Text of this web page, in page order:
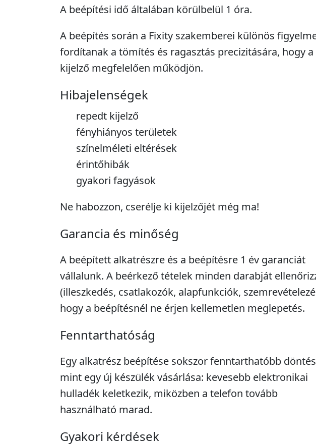
A beépítési idő általában körülbelül 1 óra.
A beépítés során a Fixity szakemberei különös
fordítanak a tömítés és ragasztás precizitására, hogy a
kijelző megfelelően működjön.
Hibajelenségek
repedt kijelző
fényhiányos területek
színelméleti eltérések
érintőhibák
gyakori fagyások
Ne habozzon, cserélje ki kijelzőjét még ma!
Garancia és minőség
A beépített alkatrészre és a beépítésre 1 év garanciát
vállalunk. A beérkező tételek minden darabját
(illeszkedés, csatlakozók, alapfunkciók,
hogy a beépítésnél ne érjen kellemetlen meglepetés.
Fenntarthatóság
Egy alkatrész beépítése sokszor fenntarthatóbb
mint egy új készülék vásárlása: kevesebb elektronikai
hulladék keletkezik, miközben a telefon tovább
használható marad.
Gyakori kérdések